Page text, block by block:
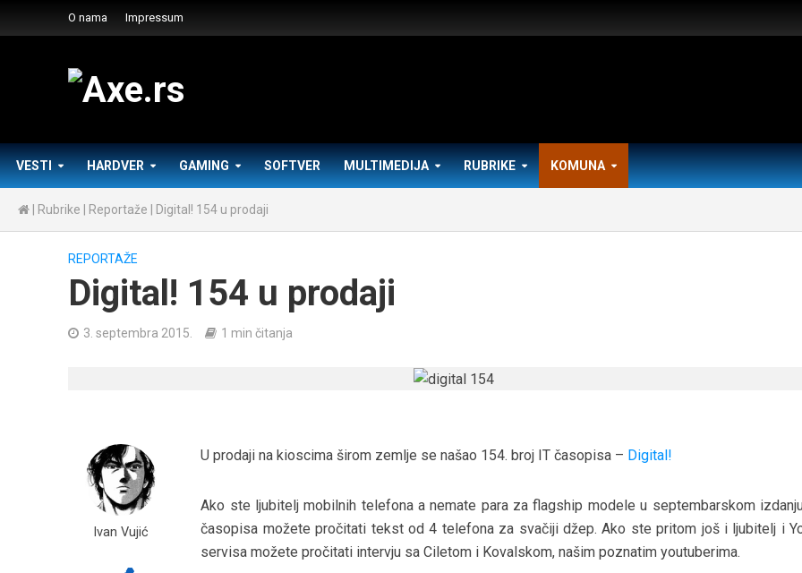
O nama Impressum
VESTI HARDVER GAMING SOFTVER MULTIMEDIJA RUBRIKE KOMUNA
Rubrike Reportaže Digital! 154 u prodaji
REPORTAŽE
Digital! 154 u prodaji
3. septembra 2015. 1 min čitanja
Ivan Vujić
U prodaji na kioscima širom zemlje se našao 154. broj IT časopisa – Digital!
Ako ste ljubitelj mobilnih telefona a nemate para za flagship modele u septembarskom
časopisa možete pročitati tekst od 4 telefona za svačiji džep. Ako ste pritom još i ljubitelj i
servisa možete pročitati intervju sa Ciletom i Kovalskom, našim poznatim youtuberima.